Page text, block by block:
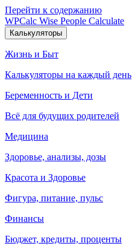
Перейти к содержанию
WPCalc Wise People Calculate
Калькуляторы
Жизнь и Быт
Калькуляторы на каждый день
Беременность и Дети
Всё для будущих родителей
Медицина
Здоровье, анализы, дозы
Красота и Здоровье
Фигура, питание, пульс
Финансы
Бюджет, кредиты, проценты